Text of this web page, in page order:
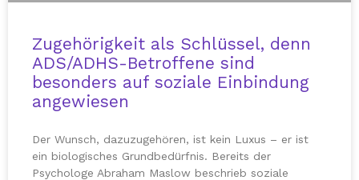
Zugehörigkeit als Schlüssel, denn
ADS/ADHS-Betroffene sind
besonders auf soziale Einbindung
angewiesen
Der Wunsch, dazuzugehören, ist kein Luxus – er ist
ein biologisches Grundbedürfnis. Bereits der
Psychologe Abraham Maslow beschrieb soziale